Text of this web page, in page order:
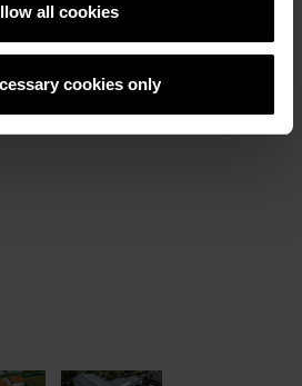
all cookies
cookies only
објекти
РЕФЕРЕНТНИ ОБЕКТИ